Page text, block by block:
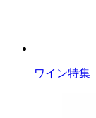
ワイン特集